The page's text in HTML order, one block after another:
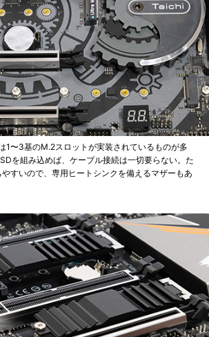
1〜3基のM.2スロットが実装されているものが多
を組み込めば、ケーブル接続は一切要らない。た
すいので、専用ヒートシンクを備えるマザーもあ